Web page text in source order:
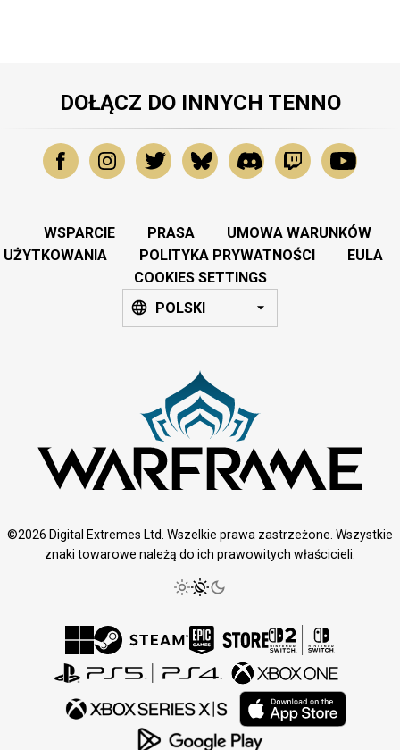
DOŁĄCZ DO INNYCH TENNO
WSPARCIE PRASA
UMOWA WARUNKÓW
UŻYTKOWANIA
POLITYKA PRYWATNOŚCI
EULA
COOKIES SETTINGS
POLSKI
©2026 Digital Extremes Ltd. Wszelkie prawa zastrzeżone. Wszystkie
znaki towarowe należą do ich prawowitych właścicieli.